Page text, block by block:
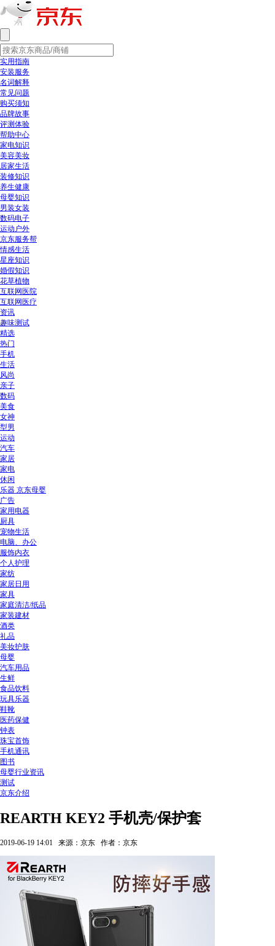
实用指南
安装服务
名词解释
常见问题
购买须知
品牌故事
评测体验
帮助中心
家电知识
美容美妆
居家生活
装修知识
养生健康
母婴知识
男装女装
数码电子
运动户外
京东服务帮
情感生活
星座知识
婚假知识
花草植物
互联网医院
互联网医疗
资讯
趣味测试
精选
热门
手机
生活
风尚
亲子
数码
美食
女神
型男
运动
汽车
家居
家电
休闲
乐器 京东母婴
广告
家用电器
厨具
宠物生活
电脑、办公
服饰内衣
个人护理
家纺
家居日用
家具
家庭清洁/纸品
家装建材
酒类
礼品
美妆护肤
母婴
汽车用品
生鲜
食品饮料
玩具乐器
鞋靴
医药保健
钟表
珠宝首饰
手机通讯
图书
母婴行业资讯
测试
京东介绍
REARTH KEY2 手机壳/保护套
2019-06-19 14:01 来源：京东 作者：京东